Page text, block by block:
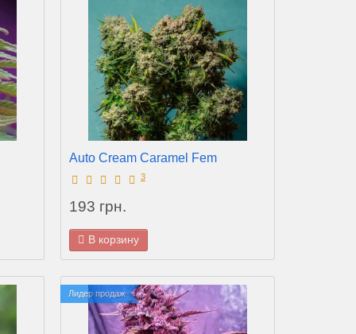
Auto Cream Caramel Fem
3
193 грн.
В корзину
Лидер продаж